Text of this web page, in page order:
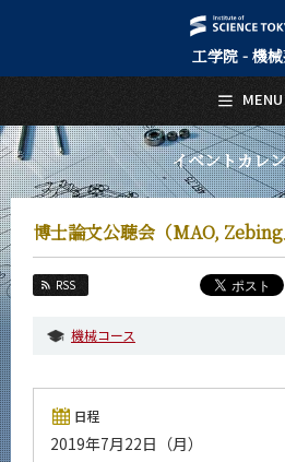
工学院 - 機
イベントカレ
博士論文公聴会（MAO, Zebing
RSS
機械コース
日程
2019年7月22日（月）
MENU
日本語
トップページ
Top Page
機械系について
About Us
教育
Education
入学案内
Admissions